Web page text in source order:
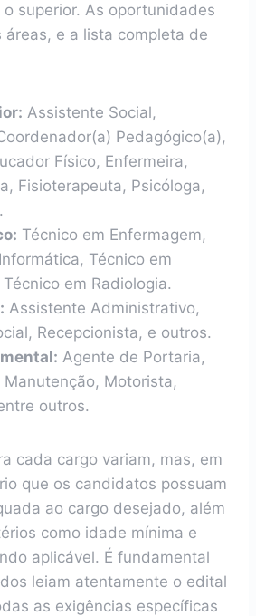
superior. As oportunidades
áreas, e a lista completa de
Assistente Social,
Pedagógico(a),
Físico, Enfermeira,
Fisioterapeuta, Psicóloga,
Técnico em Enfermagem,
Técnico em
em Radiologia.
Assistente Administrativo,
Recepcionista, e outros.
Agente de Portaria,
Motorista,
outros.
cada cargo variam, mas, em
que os candidatos possuam
ao cargo desejado, além
como idade mínima e
aplicável. É fundamental
leiam atentamente o edital
as exigências específicas